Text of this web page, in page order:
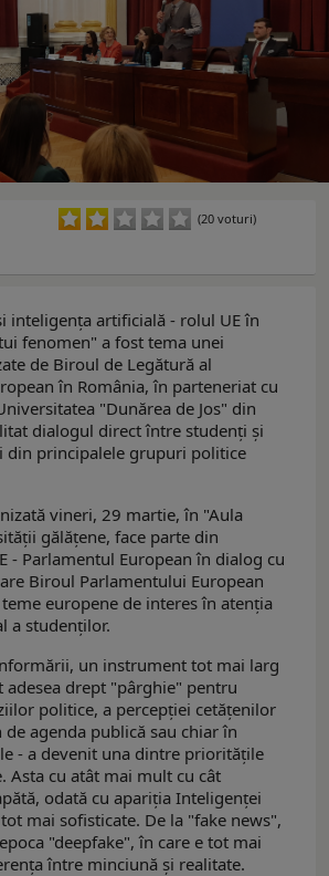
(20 voturi)
inteligența artificială - rolul UE în
fenomen" a fost tema unei
de Biroul de Legătură al
în România, în parteneriat cu
"Dunărea de Jos" din
dialogul direct între studenți și
din principalele grupuri politice
vineri, 29 martie, în "Aula
gălățene, face parte din
- Parlamentul European în dialog cu
Biroul Parlamentului European
europene de interes în atenția
a studenților.
un instrument tot mai larg
adesea drept "pârghie" pentru
politice, a percepției cetățenilor
agenda publică sau chiar în
- a devenit una dintre prioritățile
Asta cu atât mai mult cu cât
odată cu apariția Inteligenței
mai sofisticate. De la "fake news",
"deepfake", în care e tot mai
între minciună și realitate.